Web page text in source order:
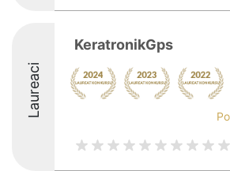
Laureaci
KeratronikGps